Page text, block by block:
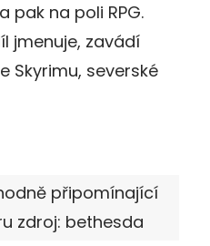
pak na poli RPG.
jmenuje, zavádí
Skyrimu, severské
připomínající
zdroj: bethesda